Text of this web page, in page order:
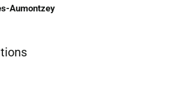
Aumontzey